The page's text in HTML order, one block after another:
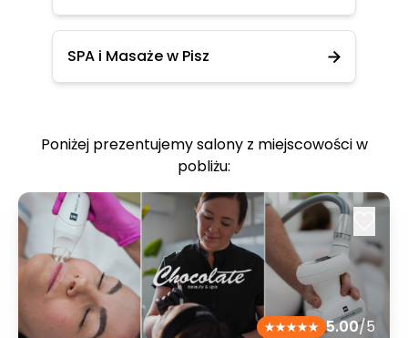
SPA i Masaże w Pisz
Poniżej prezentujemy salony z miejscowości w
pobliżu:
5.00/5